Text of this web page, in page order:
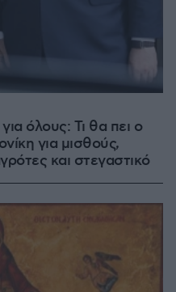
όλους: Τι θα πει ο
για μισθούς,
και στεγαστικό